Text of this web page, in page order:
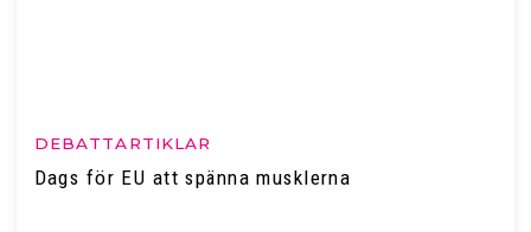
DEBATTARTIKLAR
Dags för EU att spänna musklerna